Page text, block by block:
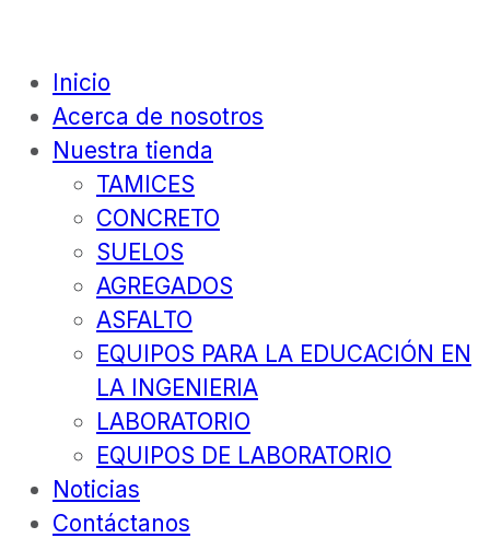
Inicio
Acerca de nosotros
Nuestra tienda
TAMICES
CONCRETO
SUELOS
AGREGADOS
ASFALTO
EQUIPOS PARA LA EDUCACIÓN EN
LA INGENIERIA
LABORATORIO
EQUIPOS DE LABORATORIO
Noticias
Contáctanos